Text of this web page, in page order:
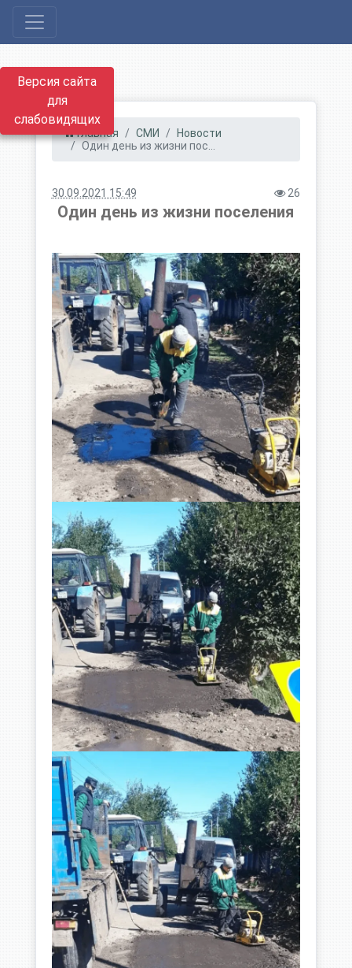
Версия сайта
для
слабовидящих
Главная СМИ
Новости
Один день из жизни пос...
30.09.2021 15:49 26
Один день из жизни поселения